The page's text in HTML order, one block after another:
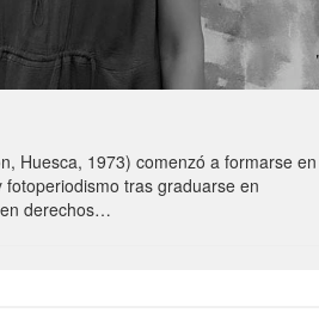
Huesca, 1973) comenzó a formarse en
tras graduarse en
derechos…